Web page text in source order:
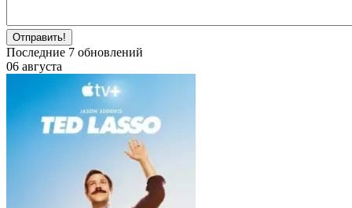
Отправить!
Последние 7 обновлений
06 августа